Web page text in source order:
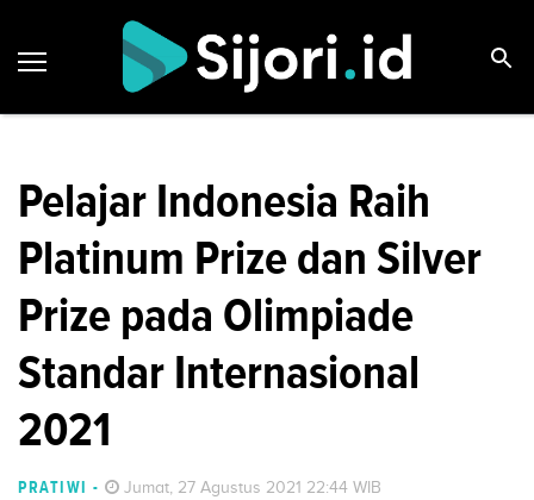
Pelajar Indonesia Raih
Platinum Prize dan Silver
Prize pada Olimpiade
Standar Internasional
2021
PRATIWI - Jumat, 27 Agustus 2021 22:44 WIB